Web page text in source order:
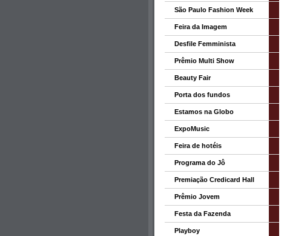
São Paulo Fashion Week
Feira da Imagem
Desfile Femminista
Prêmio Multi Show
Beauty Fair
Porta dos fundos
Estamos na Globo
ExpoMusic
Feira de hotéis
Programa do Jô
Premiação Credicard Hall
Prêmio Jovem
Festa da Fazenda
Playboy